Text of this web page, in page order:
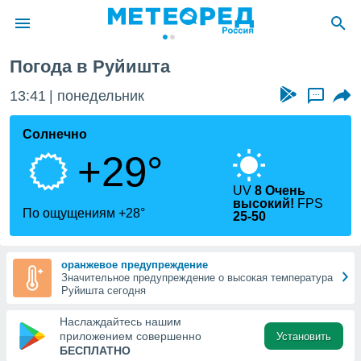
о
Вы можете
к этому
доступ
Погода в Руйишта
13:41 понедельник ...
Солнечно
+29°
По ощущениям +28°
UV8 Очень
высокий! FPS
25-50
оранжевое предупреждение
Значительное предупреждение о высокая температура
Руйишта сегодня
Наслаждайтесь нашим
приложением совершенно
БЕСПЛАТНО
Установить